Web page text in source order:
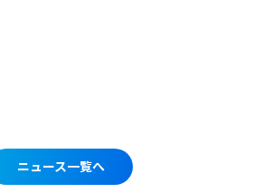
ニュース一覧へ